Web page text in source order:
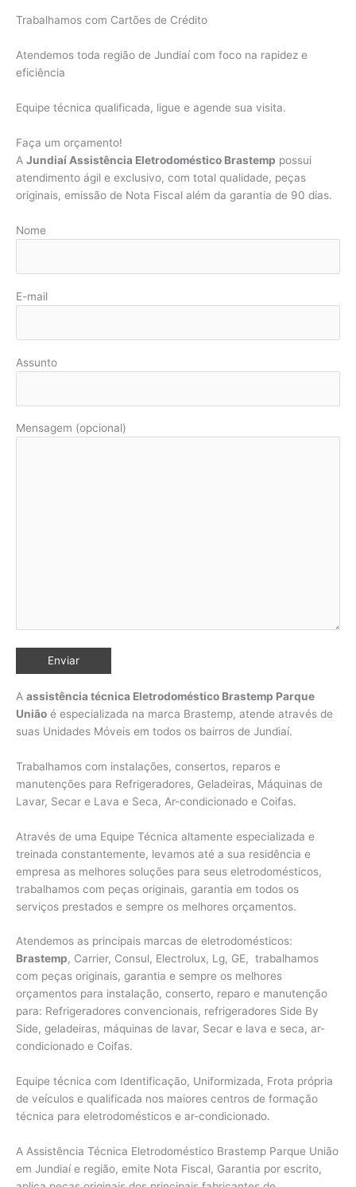
Trabalhamos com Cartões de Crédito
Atendemos toda região de Jundiaí com foco na rapidez e
eficiência
Equipe técnica qualificada, ligue e agende sua visita.
Faça um orçamento!
A Jundiaí Assistência Eletrodoméstico Brastemp possui
atendimento ágil e exclusivo, com total qualidade, peças
originais, emissão de Nota Fiscal além da garantia de 90 dias.
Nome
E-mail
Assunto
Mensagem (opcional)
A assistência técnica Eletrodoméstico Brastemp Parque
União é especializada na marca Brastemp, atende através de
suas Unidades Móveis em todos os bairros de Jundiaí.
Trabalhamos com instalações, consertos, reparos e
manutenções para Refrigeradores, Geladeiras, Máquinas de
Lavar, Secar e Lava e Seca, Ar-condicionado e Coifas.
Através de uma Equipe Técnica altamente especializada e
treinada constantemente, levamos até a sua residência e
empresa as melhores soluções para seus eletrodomésticos,
trabalhamos com peças originais, garantia em todos os
serviços prestados e sempre os melhores orçamentos.
Atendemos as principais marcas de eletrodomésticos:
Brastemp, Carrier, Consul, Electrolux, Lg, GE, trabalhamos
com peças originais, garantia e sempre os melhores
orçamentos para instalação, conserto, reparo e manutenção
para: Refrigeradores convencionais, refrigeradores Side By
Side, geladeiras, máquinas de lavar, Secar e lava e seca, ar-
condicionado e Coifas.
Equipe técnica com Identificação, Uniformizada, Frota própria
de veículos e qualificada nos maiores centros de formação
técnica para eletrodomésticos e ar-condicionado.
A Assistência Técnica Eletrodoméstico Brastemp Parque União
em Jundiaí e região, emite Nota Fiscal, Garantia por escrito,